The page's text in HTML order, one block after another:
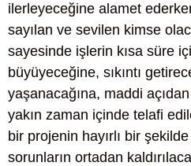
ilerleyeceğine alamet
sayılan ve sevilen kimse
sayesinde işlerin kısa süre
büyüyeceğine, sıkıntı
yaşanacağına, maddi
yakın zaman içinde telafi
bir projenin hayırlı bir
sorunların ortadan